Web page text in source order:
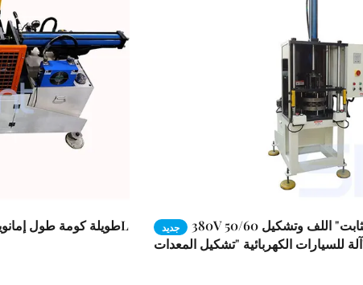
جديد
380V 50/60 هرتز "لفائف الجزء الثابت" اللف وتشكيل